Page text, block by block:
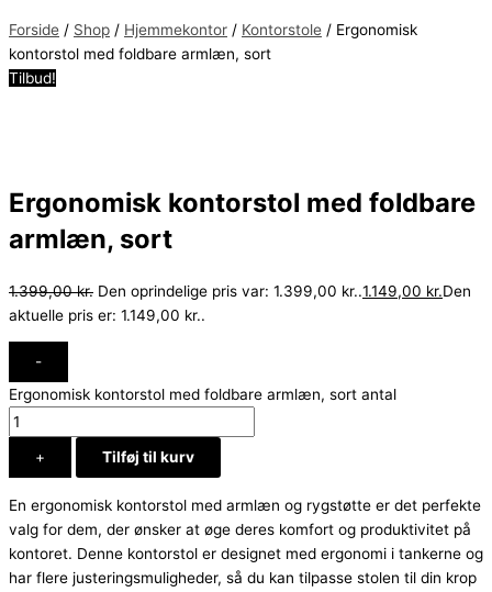
Forside / Shop / Hjemmekontor / Kontorstole / Ergonomisk
kontorstol med foldbare armlæn, sort
Tilbud!
Ergonomisk kontorstol med foldbare
armlæn, sort
1.399,00kr. Den oprindelige pris var: 1.399,00 kr..1.149,00 kr.Den
aktuelle pris er: 1.149,00 kr..
-
Ergonomisk kontorstol med foldbare armlæn, sort antal
+ Tilføj til kurv
En ergonomisk kontorstol med armlæn og rygstøtte er det perfekte
valg for dem, der ønsker at øge deres komfort og produktivitet på
kontoret. Denne kontorstol er designet med ergonomi i tankerne og
har flere justeringsmuligheder, så du kan tilpasse stolen til din krop